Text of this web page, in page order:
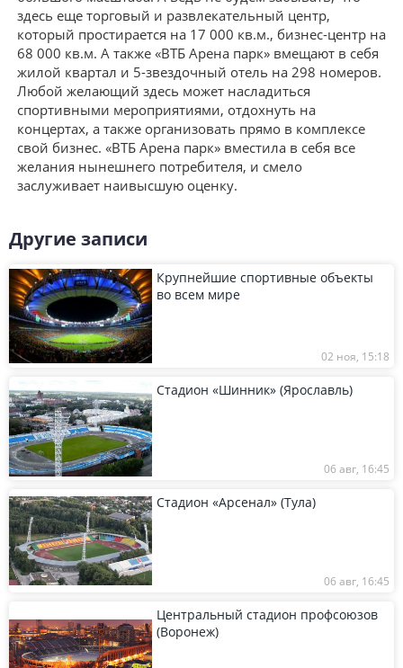
здесь еще торговый и развлекательный центр,
который простирается на 17 000 кв.м., бизнес-центр на
68 000 кв.м. А также «ВТБ Арена парк» вмещают в себя
жилой квартал и 5-звездочный отель на 298 номеров.
Любой желающий здесь может насладиться
спортивными мероприятиями, отдохнуть на
концертах, а также организовать прямо в комплексе
свой бизнес. «ВТБ Арена парк» вместила в себя все
желания нынешнего потребителя, и смело
заслуживает наивысшую оценку.
Другие записи
Крупнейшие спортивные объекты
во всем мире
02 ноя, 15:18
Стадион «Шинник» (Ярославль)
06 авг, 16:45
Стадион «Арсенал» (Тула)
06 авг, 16:45
Центральный стадион профсоюзов
(Воронеж)